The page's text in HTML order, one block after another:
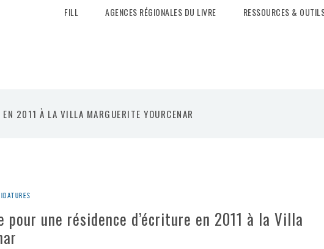
FILL AGENCES RÉGIONALES DU LIVRE RESSOURCES &
2011 À LA VILLA MARGUERITE YOURCENAR
pour une résidence d’écriture en 2011 à la Villa